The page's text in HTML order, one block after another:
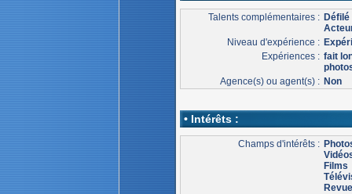
Talents complémentaires : Défilé
Niveau d'expérience :
Expériences : fait
Agence(s) ou agent(s) : Non
• Intérêts :
Champs d'intérêts :
Films